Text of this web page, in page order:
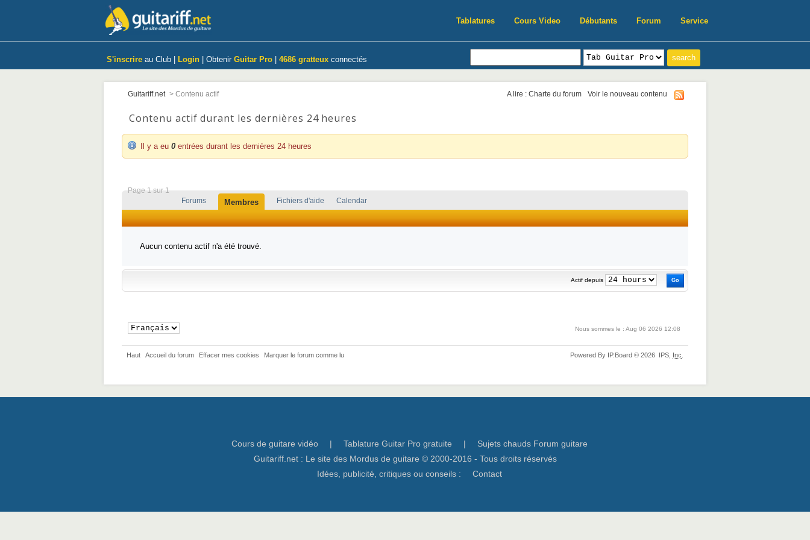
Tablatures Cours Video Débutants Forum Service
S'inscrire au Club | Login | Obtenir Guitar Pro 4686 gratteux connectés
Guitariff.net > Contenu actif A lire : Charte du forum Voir le nouveau contenu
Contenu actif durant les dernières 24 heures
Il y a eu 0 entrées durant les dernières 24 heures
Page 1 sur 1
Forums
Membres Fichiers d'aide Calendar
Aucun contenu actif n'a été trouvé.
Actif depuis
Nous sommes le : Aug 06 2026 12:08
Haut Accueil du forum Effacer mes cookies Marquer le forum comme lu Powered By IP.Board © 2026 IPS, Inc
Cours de guitare vidéo | Tablature Guitar Pro gratuite |
Sujets chauds Forum guitare
Guitariff.net : Le site des Mordus de guitare © 2000-2016 - Tous droits réservés
Idées, publicité, critiques ou conseils :
Contact